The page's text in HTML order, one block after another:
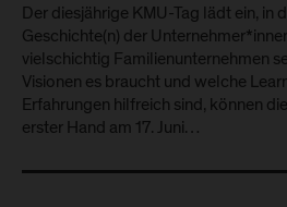
Der diesjährige KMU-Tag lädt ein, in
Geschichte(n) der
vielschichtig Familienunternehmen
Visionen es braucht und welche
Erfahrungen hilfreich sind, können
erster Hand am 17. Juni…